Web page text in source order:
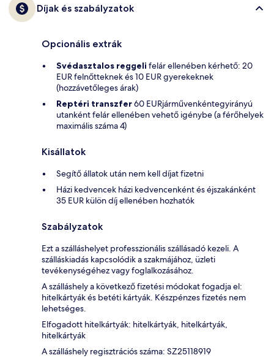
Díjak és szabályzatok
Opcionális extrák
Svédasztalos reggeli felár ellenében kérhető: 20
EUR felnőtteknek és 10 EUR gyerekeknek
(hozzávetőleges árak)
Reptéri transzfer60 EURjárművenkéntegyirányú
utanként felár ellenében vehető igénybe (a férőhelyek
maximális száma 4)
Kisállatok
Segítő állatok után nem kell díjat fizetni
Házi kedvencek házi kedvencenként és éjszakánként
35 EUR külön díj ellenében hozhatók
Szabályzatok
Ezt a szálláshelyet professzionális szállásadó kezeli. A
szálláskiadás kapcsolódik a szakmájához, üzleti
tevékenységéhez vagy foglalkozásához.
A szálláshely a következő fizetési módokat fogadja el:
hitelkártyák és betéti kártyák. Készpénzes fizetés nem
lehetséges.
Elfogadott hitelkártyák: hitelkártyák, hitelkártyák,
hitelkártyák
A szálláshely regisztrációs száma: SZ25118919